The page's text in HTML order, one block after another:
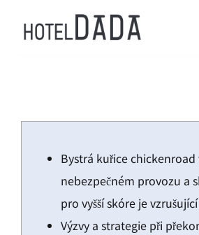
Check in / Check Out
Bystrá kuřice chickenroad
nebezpečném provozu a
pro vyšší skóre je
Výzvy a strategie při